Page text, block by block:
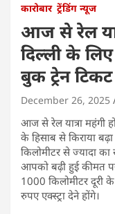
कारोबार ट्रेंडिंग न्यूज
आज से रेल
दिल्ली के
बुक ट्रेन टिकट
December 26, 2025
आज से रेल यात्रा महंगी
के हिसाब से किराया
किलोमीटर से ज्यादा
आपको बढ़ी हुई कीमत
1000 किलोमीटर
रुपए एक्स्ट्रा देने होंगे।